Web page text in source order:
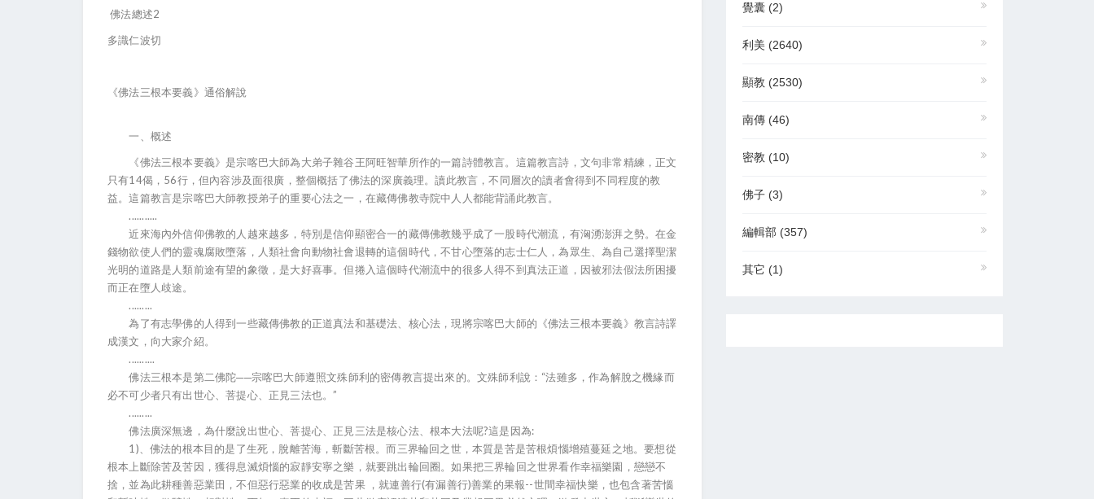
佛法總述2
多識仁波切
《佛法三根本要義》通俗解說
一、概述
《佛法三根本要義》是宗喀巴大師為大弟子雜谷王阿旺智華所作的一篇詩體教言。這篇教言詩，文句非常精練，正文
只有14偈，56行，但內容涉及面很廣，整個概括了佛法的深廣義理。讀此教言，不同層次的讀者會得到不同程度的教
益。這篇教言是宗喀巴大師教授弟子的重要心法之一，在藏傳佛教寺院中人人都能背誦此教言。
...........
近來海內外信仰佛教的人越來越多，特別是信仰顯密合一的藏傳佛教幾乎成了一股時代潮流，有洶湧澎湃之勢。在金
錢物欲使人們的靈魂腐敗墮落，人類社會向動物社會退轉的這個時代，不甘心墮落的志士仁人，為眾生、為自己選擇聖潔
光明的道路是人類前途有望的象徵，是大好喜事。但捲入這個時代潮流中的很多人得不到真法正道，因被邪法假法所困擾
而正在墮人歧途。
.........
為了有志學佛的人得到一些藏傳佛教的正道真法和基礎法、核心法，現將宗喀巴大師的《佛法三根本要義》教言詩譯
成漢文，向大家介紹。
..........
佛法三根本是第二佛陀──宗喀巴大師遵照文殊師利的密傳教言提出來的。文殊師利說：“法雖多，作為解脫之機緣而
必不可少者只有出世心、菩提心、正見三法也。”
.........
佛法廣深無邊，為什麼說出世心、菩提心、正見三法是核心法、根本大法呢?這是因為:
1)、佛法的根本目的是了生死，脫離苦海，斬斷苦根。而三界輪回之世，本質是苦是苦根煩惱增殖蔓延之地。要想從
根本上斷除苦及苦因，獲得息滅煩惱的寂靜安寧之樂，就要跳出輪回圈。如果把三界輪回之世界看作幸福樂園，戀戀不
捨，並為此耕種善惡業田，不但惡行惡業的收成是苦果 ，就連善行(有漏善行)善業的果報--世間幸福快樂，也包含著苦惱
覺囊 (2)
利美 (2640)
顯教 (2530)
南傳 (46)
密教 (10)
佛子 (3)
編輯部 (357)
其它 (1)